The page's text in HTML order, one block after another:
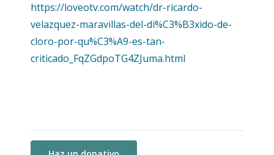
https://loveotv.com/watch/dr-ricardo-
velazquez-maravillas-del-di%C3%B3xido-de-
cloro-por-qu%C3%A9-es-tan-
criticado_FqZGdpoTG4ZJuma.html